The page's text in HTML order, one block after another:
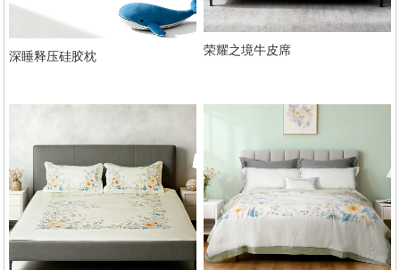
深睡释压硅胶枕 荣耀之境牛皮席